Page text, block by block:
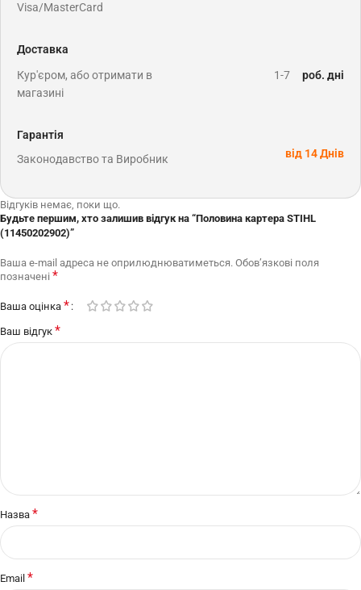
Visa/MasterCard
Доставка
Кур'єром, або отримати в
магазині
1-7 роб. дні
Гарантія
Законодавство та Виробник
від 14 Днів
Відгуків немає, поки що.
Будьте першим, хто залишив відгук на “Половина картера STIHL
(11450202902)”
Ваша e-mail адреса не оприлюднюватиметься. Обов’язкові поля
позначені *
Ваша оцінка *
Ваш відгук *
Назва *
Email *